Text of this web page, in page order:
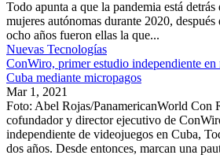
Todo apunta a que la pandemia está
mujeres autónomas durante 2020,
ocho años fueron ellas la que...
Nuevas Tecnologías
ConWiro, primer estudio independiente
Cuba mediante micropagos
Mar 1, 2021
Foto: Abel Rojas/PanamericanWorld Con
cofundador y director ejecutivo de
independiente de videojuegos en Cuba,
dos años. Desde entonces, marcan una